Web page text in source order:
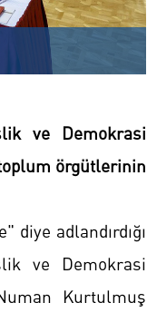
ve Demokrasi
örgütlerinin
adlandırdığı
ve Demokrasi
Kurtulmuş